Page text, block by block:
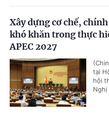
Xây dựng cơ chế,
khó khăn trong thực
APEC 2027
tại
hội
Nghị